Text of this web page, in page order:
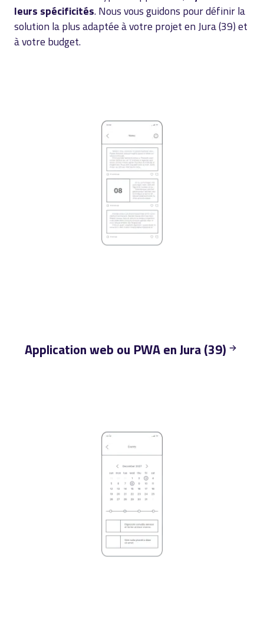
leurs spécificités. Nous vous guidons pour définir la
solution la plus adaptée à votre projet en Jura (39) et
à votre budget.
Application web ou PWA en Jura (39)